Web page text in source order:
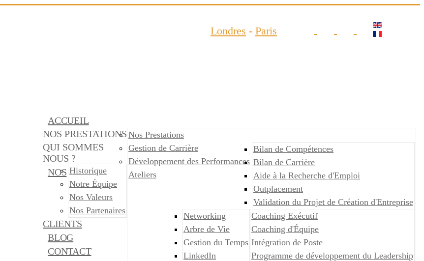
Londres - Paris
ACCUEIL
NOS PRESTATIONS Nos Prestations
Gestion de Carrière
Bilan de Compétences
Bilan de Carrière
Aide à la Recherche d'Emploi
Outplacement
Validation du Projet de Création d'Entreprise
Développement des Performances
Coaching Exécutif
Coaching d'Équipe
Intégration de Poste
Programme de développement du Leadership
Ateliers
Networking
Arbre de Vie
Gestion du Temps
LinkedIn
QUI SOMMES
NOUS ?
Historique
Notre Équipe
Nos Valeurs
Nos Partenaires
NOS
CLIENTS
BLOG
CONTACT